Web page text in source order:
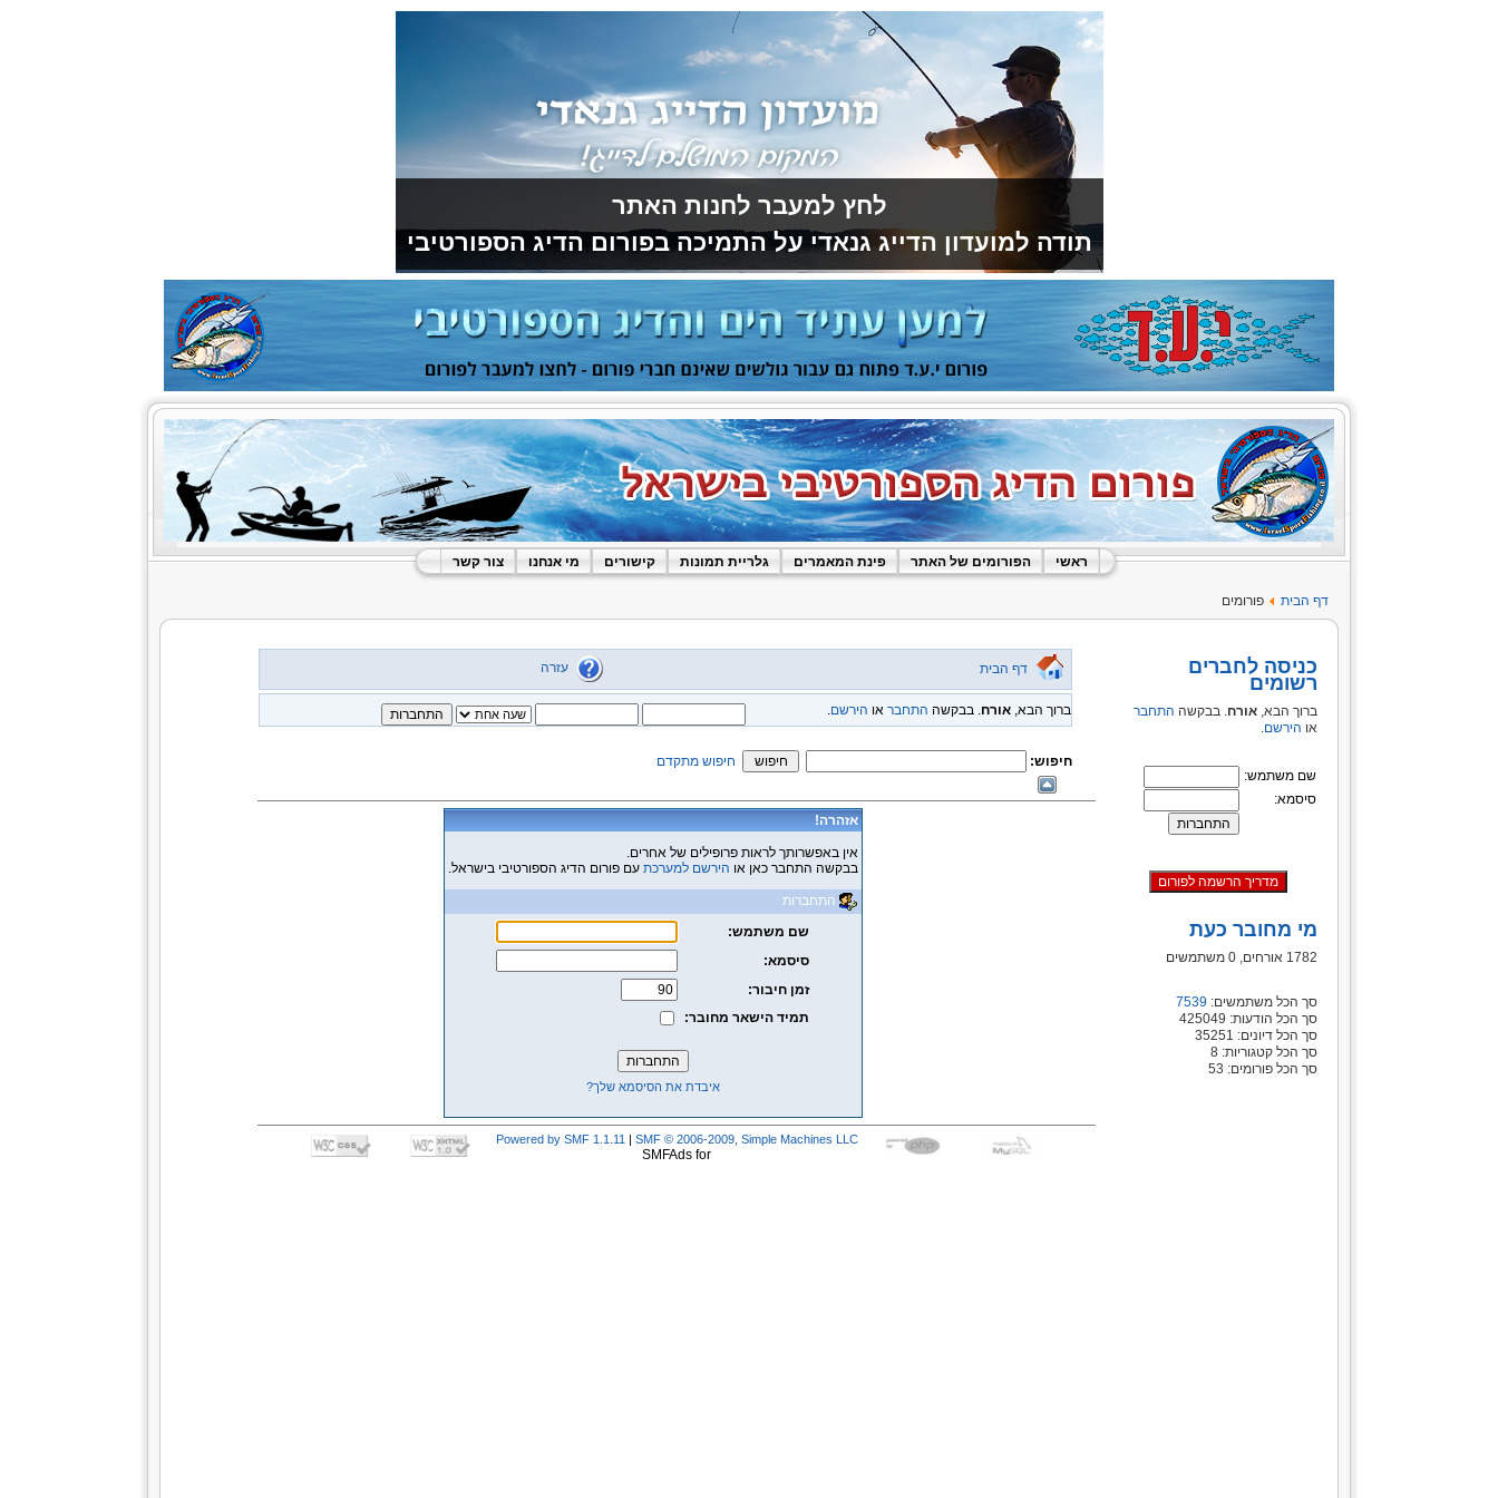
לחץ למעבר לחנות האתר
תודה למועדון הדייג גנאדי על התמיכה בפורום הדיג הספורטיבי
ראשי הפורומים של האתר פינת המאמרים גלריית תמונות קישורים מי אנחנו צור קשר
דף הבית פורומים
כניסה לחברים
רשומים
ברוך הבא, אורח. בבקשה התחבר
או הירשם.
שם משתמש:
סיסמא:
מי מחובר כעת
1782 אורחים, 0 משתמשים
סך הכל משתמשים: 7539
סך הכל הודעות: 425049
סך הכל דיונים: 35251
סך הכל קטגוריות: 8
סך הכל פורומים: 53
דף הבית עזרה
ברוך הבא, אורח. בבקשה התחבר או הירשם.
חיפוש: חיפוש מתקדם
אזהרה!
אין באפשרותך לראות פרופילים של אחרים.
בבקשה התחבר כאן או הירשם למערכת עם פורום הדיג הספורטיבי בישראל.
התחברות
שם משתמש:
סיסמא:
זמן חיבור:
תמיד הישאר מחובר:
איבדת את הסיסמא שלך?
Powered by SMF 1.1.11 | SMF © 2006-2009, Simple Machines LLC
SMFAds for